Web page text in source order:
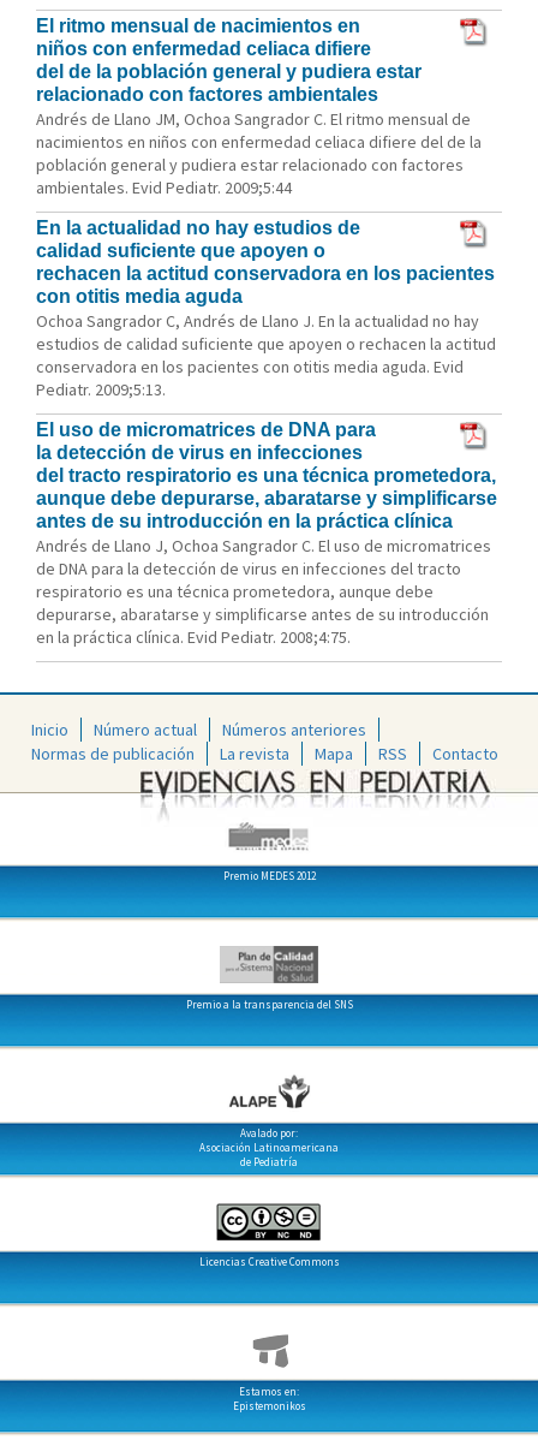
El ritmo mensual de nacimientos en
niños con enfermedad celiaca difiere
del de la población general y pudiera estar
relacionado con factores ambientales
Andrés de Llano JM, Ochoa Sangrador C. El ritmo mensual de
nacimientos en niños con enfermedad celiaca difiere del de la
población general y pudiera estar relacionado con factores
ambientales. Evid Pediatr. 2009;5:44
En la actualidad no hay estudios de
calidad suficiente que apoyen o
rechacen la actitud conservadora en los pacientes
con otitis media aguda
Ochoa Sangrador C, Andrés de Llano J. En la actualidad no hay
estudios de calidad suficiente que apoyen o rechacen la actitud
conservadora en los pacientes con otitis media aguda. Evid
Pediatr. 2009;5:13.
El uso de micromatrices de DNA para
la detección de virus en infecciones
del tracto respiratorio es una técnica prometedora,
aunque debe depurarse, abaratarse y simplificarse
antes de su introducción en la práctica clínica
Andrés de Llano J, Ochoa Sangrador C. El uso de micromatrices
de DNA para la detección de virus en infecciones del tracto
respiratorio es una técnica prometedora, aunque debe
depurarse, abaratarse y simplificarse antes de su introducción
en la práctica clínica. Evid Pediatr. 2008;4:75.
Inicio Número actual
Números anteriores
Normas de publicación
La revista Mapa RSS Contacto
Premio MEDES 2012
Premio a la transparencia del SNS
Avalado por:
Asociación Latinoamericana
de Pediatría
Licencias Creative Commons
Estamos en:
Epistemonikos